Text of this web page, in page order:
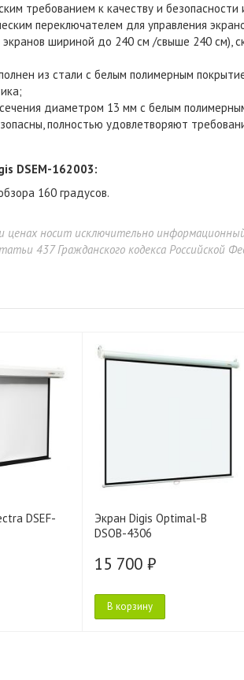
требованием к качеству и
переключателем для управления
шириной до 240 см /свыше 240 см),
из стали с белым полимерным
диаметром 13 мм с белым
полностью удовлетворяют
DSEM-162003:
160 градусов.
ценах носит исключительно
437 Гражданского кодекса Российской
DSEF-
Экран Digis Optimal-B
DSOB-4306
15 700 ₽
В корзину